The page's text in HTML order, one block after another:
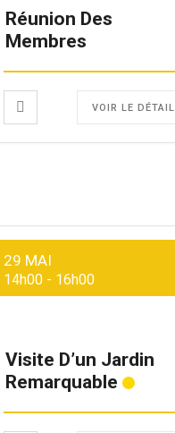
Réunion Des
Membres
VOIR LE DÉTAIL
29 MAI
14h00- 16h00
Visite D’un Jardin
Remarquable